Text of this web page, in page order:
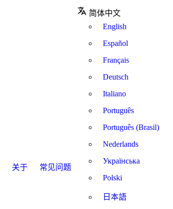
关于 常见问题
简体中文
English
Español
Français
Deutsch
Italiano
Português
Português (Brasil)
Nederlands
Українська
Polski
日本語